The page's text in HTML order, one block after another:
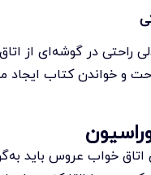
راحتی در گوشه‌ای از
و خواندن کتاب ایجاد
اتاق خواب عروس باید